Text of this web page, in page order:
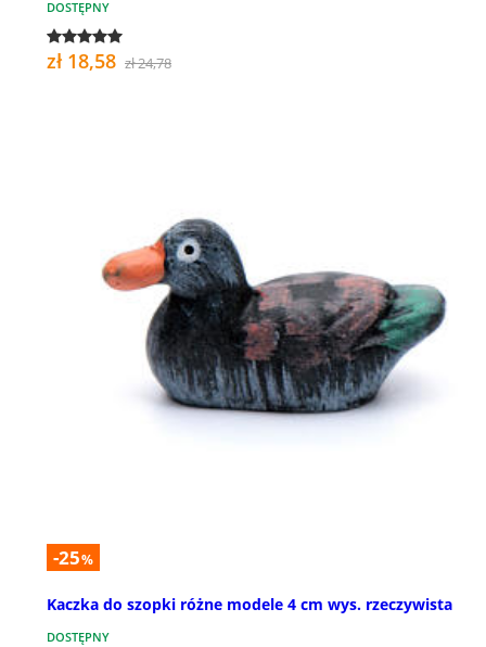
DOSTĘPNY
zł 18,58 zł 24,78
-25%
Kaczka do szopki różne modele 4 cm wys. rzeczywista
DOSTĘPNY